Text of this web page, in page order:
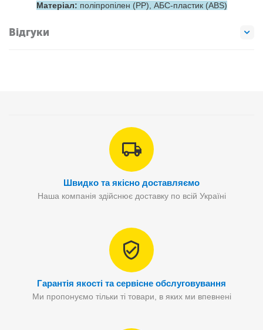
Матеріал: поліпропілен (PP), АБС-пластик (ABS)
Відгуки
Швидко та якісно доставляємо
Наша компанія здійснює доставку по всій Україні
Гарантія якості та сервісне обслуговування
Ми пропонуємо тільки ті товари, в яких ми впевнені